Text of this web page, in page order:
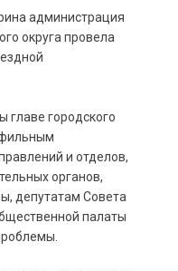
администрация
округа провела
главе городского
и отделов,
органов,
депутатам Совета
палаты